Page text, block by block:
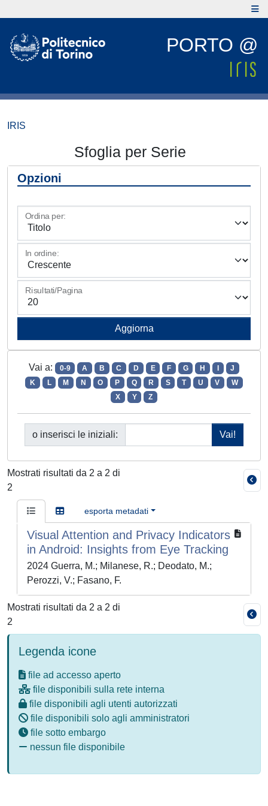
PORTO @
IRIS
Sfoglia per Serie
Opzioni
Ordina per:
In ordine:
Risultati/Pagina
Vai a: 0-9 A B C D E F G H
J
K
L M N O P Q R S T U V
W
X
Y Z
o inserisci le iniziali:
Mostrati risultati da 2 a 2 di
2
esporta metadati
Visual Attention and Privacy Indicators
in Android: Insights from Eye Tracking
2024 Guerra, M.; Milanese, R.; Deodato, M.;
Perozzi, V.; Fasano, F.
Mostrati risultati da 2 a 2 di
2
Legenda icone
file ad accesso aperto
file disponibili sulla rete interna
file disponibili agli utenti autorizzati
file disponibili solo agli amministratori
file sotto embargo
nessun file disponibile